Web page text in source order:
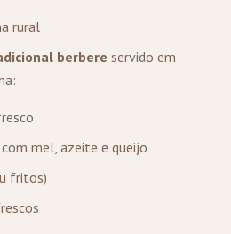
rural
berbere servido em
mel, azeite e queijo
fritos)